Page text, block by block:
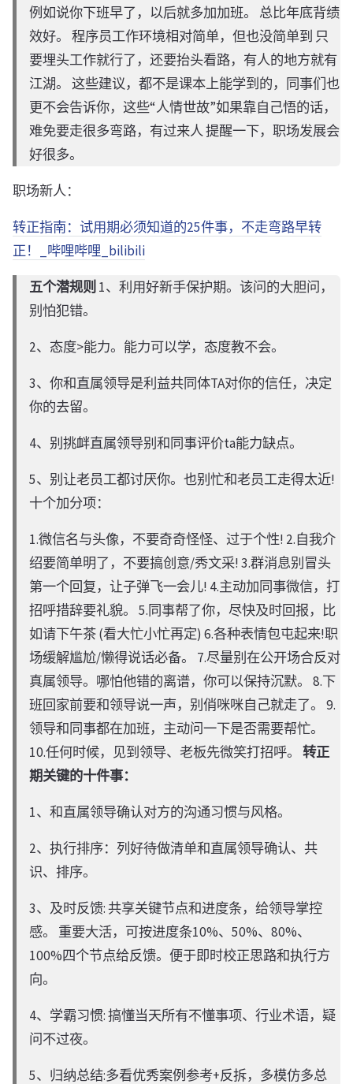
例如说你下班早了，以后就多加加班。 总比年底背绩
效好。 程序员工作环境相对简单，但也没简单到 只
要埋头工作就行了，还要抬头看路，有人的地方就有
江湖。 这些建议，都不是课本上能学到的，同事们也
更不会告诉你，这些“人情世故”如果靠自己悟的话，
难免要走很多弯路，有过来人 提醒一下，职场发展会
好很多。
职场新人：
转正指南：试用期必须知道的25件事，不走弯路早转
正！_哔哩哔哩_bilibili
五个潜规则 1、利用好新手保护期。该问的大胆问，
别怕犯错。
2、态度>能力。能力可以学，态度教不会。
3、你和直属领导是利益共同体TA对你的信任，决定
你的去留。
4、别挑衅直属领导别和同事评价ta能力缺点。
5、别让老员工都讨厌你。也别忙和老员工走得太近!
十个加分项：
1.微信名与头像，不要奇奇怪怪、过于个性! 2.自我介
绍要简单明了，不要搞创意/秀文采! 3.群消息别冒头
第一个回复，让子弹飞一会儿! 4.主动加同事微信，打
招呼措辞要礼貌。 5.同事帮了你，尽快及时回报，比
如请下午茶 (看大忙小忙再定) 6.各种表情包屯起来!职
场缓解尴尬/懒得说话必备。 7.尽量别在公开场合反对
真属领导。哪怕他错的离谱，你可以保持沉默。 8.下
班回家前要和领导说一声，别俏咪咪自己就走了。 9.
领导和同事都在加班，主动问一下是否需要帮忙。
10.任何时候，见到领导、老板先微笑打招呼。 转正
期关键的十件事：
1、和直属领导确认对方的沟通习惯与风格。
2、执行排序：列好待做清单和直属领导确认、共
识、排序。
3、及时反馈: 共享关键节点和进度条，给领导掌控
感。 重要大活，可按进度条10%、50%、80%、
100%四个节点给反馈。便于即时校正思路和执行方
向。
4、学霸习惯: 搞懂当天所有不懂事项、行业术语，疑
问不过夜。
5、归纳总结:多看优秀案例参考+反拆，多模仿多总